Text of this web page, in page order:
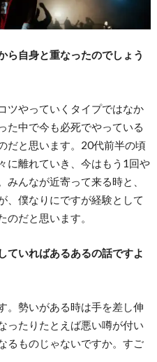
ら自身と重なったのでしょう
ツやっていくタイプではなか
た中で今も必死でやっている
だと思います。20代前半の頃
に離れていき、今はもう1回や
んなが近寄って来る時と、
、僕なりにですが経験として
だと思います。
ていればあるあるの話ですよ
。勢いがある時は手を差し伸
ったりたとえば悪い噂が付い
るものじゃないですか。すご